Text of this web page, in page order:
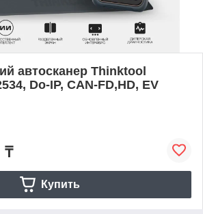
автосканер Thinktool
Do-IP, CAN-FD,HD, EV
₸
Купить